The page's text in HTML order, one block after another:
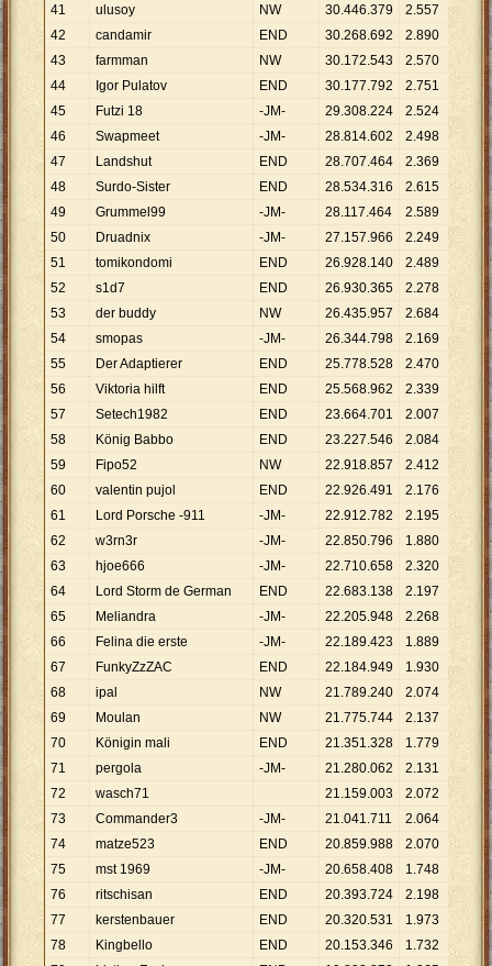
41
ulusoy NW 30.446.379 2.557 11
42
candamir END 30.268.692 2.890
43
farmman NW 30.172.543 2.570
44
Igor Pulatov END 30.177.792 2.751
45
Futzi 18 -JM- 29.308.224 2.524
46
Swapmeet -JM- 28.814.602 2.498 11
47
Landshut END 28.707.464 2.369
48
Surdo-Sister END 28.534.316 2.615 10
49
Grummel99 -JM- 28.117.464 2.589 10
50
Druadnix -JM- 27.157.966 2.249
51
tomikondomi END 26.928.140 2.489 10
52
s1d7 END 26.930.365 2.278
53
der buddy NW 26.435.957 2.684 . 849
54
smopas -JM- 26.344.798 2.169 12
55
Der Adaptierer END 25.778.528 2.470 10
56
Viktoria hilft END 25.568.962 2.339
57
Setech1982 END 23.664.701 2.007 11
58
König Babbo END 23.227.546 2.084 11
59
Fipo52 NW 22.918.857 2.412 9
60
valentin pujol END 22.926.491 2.176
61
Lord Porsche -911 -JM- 22.912.782 2.195 10
62
w3rn3r -JM- 22.850.796 1.880 12
63
hjoe666 -JM- 22.710.658 2.320
789
64
Lord Storm de German END 22.683.138 2.197 10
65
Meliandra -JM- 22.205.948 2.268
791
66
Felina die erste -JM- 22.189.423 1.889 11
67
FunkyZzZAC END 22.184.949 1.930 11
68
ipal NW 21.789.240 2.074 10
69
Moulan NW 21.775.744 2.137
70
Königin mali END 21.351.328 1.779 12
71
pergola -JM- 21.280.062 2.131 .
986
72
wasch71 21.159.003 2.072
73
Commander3 -JM- 21.041.711 2.064
74
matze523 END 20.859.988 2.070
75
mst 1969 -JM- 20.658.408 1.748 11
76
ritschisan END 20.393.724 2.198
278
77
kerstenbauer END 20.320.531 1.973 10
78
Kingbello END 20.153.346 1.732